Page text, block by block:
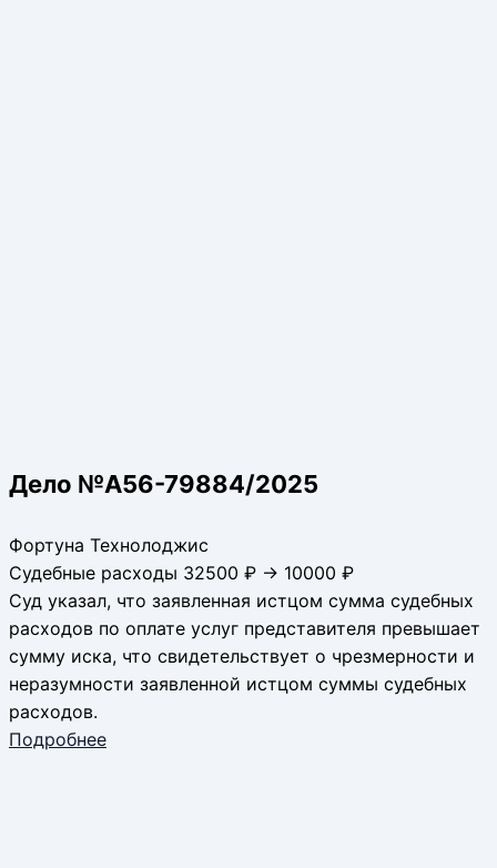
Дело №А56-79884/2025
Фортуна Технолоджис
Судебные расходы 32500 ₽ → 10000 ₽
Суд указал, что заявленная истцом сумма судебных
расходов по оплате услуг представителя превышает
сумму иска, что свидетельствует о чрезмерности и
неразумности заявленной истцом суммы судебных
расходов.
Подробнее